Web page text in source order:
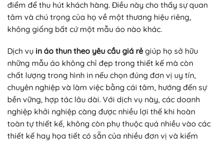
điểm để thu hút khách hàng. Điều này cho thấy sự quan
tâm và chú trọng của họ về một thương hiệu riêng,
không giống bất cứ một mẫu áo nào khác.
Dịch vụ in áo thun theo yêu cầu giá rẻ giúp họ sở hữu
những mẫu áo không chỉ đẹp trong thiết kế mà còn
chất lượng trong hình in nếu chọn đúng đơn vị uy tín,
chuyên nghiệp và làm việc bằng cái tâm, hướng đến sự
bền vững, hợp tác lâu dài. Với dịch vụ này, các doanh
nghiệp khởi nghiệp càng được nhiều lợi thế khi hoàn
toàn tự thiết kế, không còn phụ thuộc quá nhiều vào các
thiết kế hay họa tiết có sẵn của nhiều đơn vị và kiểm